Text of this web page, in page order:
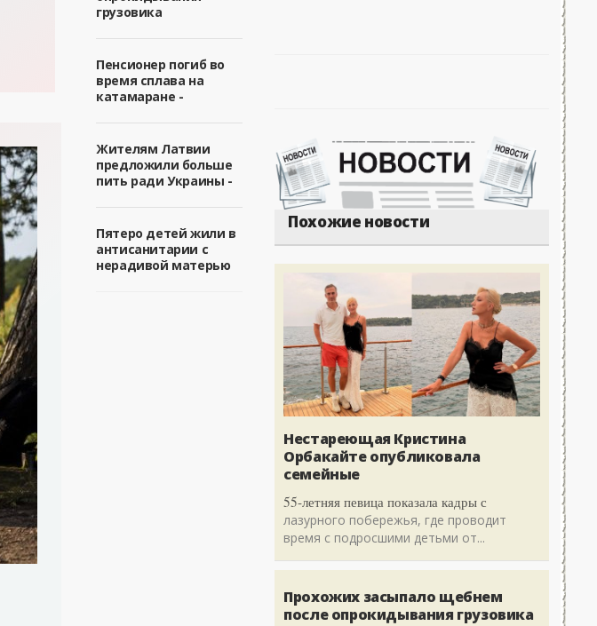
грузовика
Пенсионер погиб во
время сплава на
катамаране -
Жителям Латвии
предложили больше
пить ради Украины -
Пятеро детей жили в
антисанитарии с
нерадивой матерью
Похожие новости
Нестареющая Кристина
Орбакайте опубликовала
семейные
55-летняя певица показала кадры с
лазурного побережья, где проводит
время с подросшими детьми от...
Прохожих засыпало щебнем
после опрокидывания грузовика